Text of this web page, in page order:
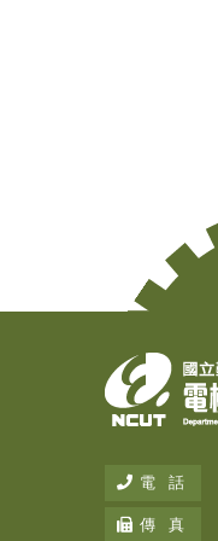
電 話
傳 真